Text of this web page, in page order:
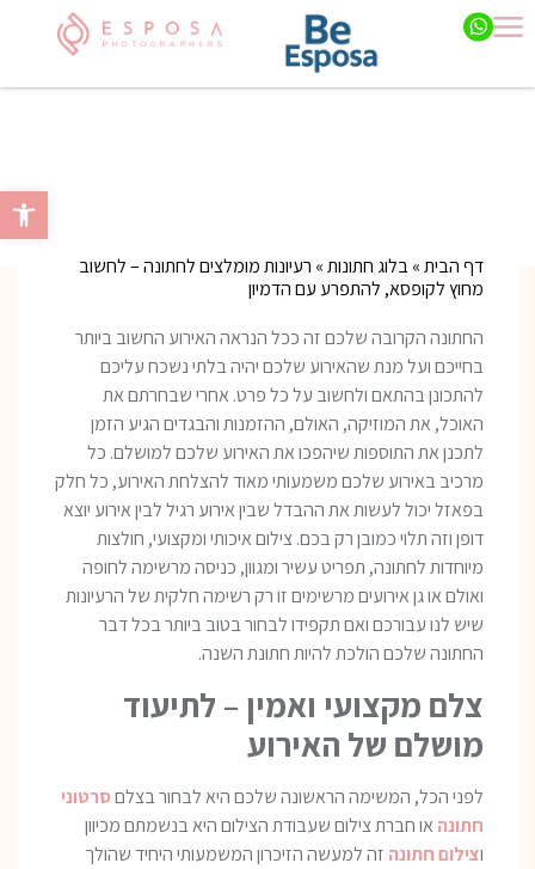
פתח
דף הבית»בלוג חתונות» רעיונות מומלצים לחתונה – לחשוב
מחוץ לקופסא, להתפרע עם הדמיון
החתונה הקרובה שלכם זה ככל הנראה האירוע החשוב ביותר
בחייכם ועל מנת שהאירוע שלכם יהיה בלתי נשכח עליכם
להתכונן בהתאם ולחשוב על כל פרט. אחרי שבחרתם את
האוכל, את המוזיקה, האולם, ההזמנות והבגדים הגיע הזמן
לתכנן את התוספות שיהפכו את האירוע שלכם למושלם. כל
מרכיב באירוע שלכם משמעותי מאוד להצלחת האירוע, כל חלק
בפאזל יכול לעשות את ההבדל שבין אירוע רגיל לבין אירוע יוצא
דופן וזה תלוי כמובן רק בכם. צילום איכותי ומקצועי, חולצות
מיוחדות לחתונה, תפריט עשיר ומגוון, כניסה מרשימה לחופה
ואולם או גן אירועים מרשימים זו רק רשימה חלקית של הרעיונות
שיש לנו עבורכם ואם תקפידו לבחור בטוב ביותר בכל דבר
החתונה שלכם הולכת להיות חתונת השנה.
צלם מקצועי ואמין – לתיעוד
מושלם של האירוע
לפני הכל, המשימה הראשונה שלכם היא לבחור בצלםסרטוני
חתונה או חברת צילום שעבודת הצילום היא בנשמתם מכיוון
וצילום חתונה זה למעשה הזיכרון המשמעותי היחיד שהולך